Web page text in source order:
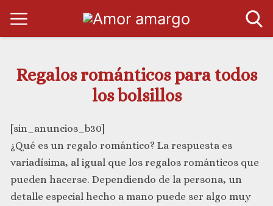
Regalos románticos para todos
los bolsillos
[sin_anuncios_b30]
¿Qué es un regalo romántico? La respuesta es
variadísima, al igual que los regalos románticos que
pueden hacerse. Dependiendo de la persona, un
detalle especial hecho a mano puede ser algo muy